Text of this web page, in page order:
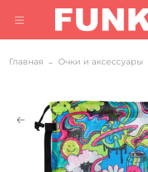
Главная Очки и аксессуары